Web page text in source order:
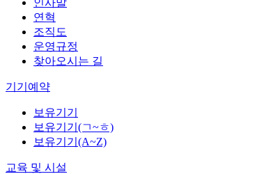
연혁
조직도
운영규정
찾아오시는 길
기기예약
보유기기
보유기기(ㄱ~ㅎ)
보유기기(A~Z)
교육 및 시설